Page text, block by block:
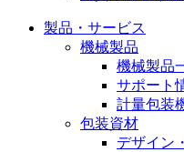
製品・サービス
機械製品
機械製品
サポート
計量包装
包装資材
デザイン